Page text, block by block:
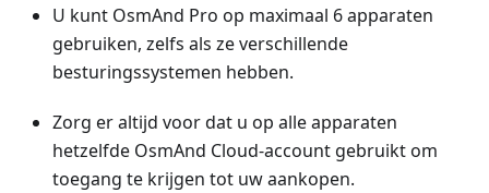
U kunt OsmAnd Pro op maximaal 6 apparaten
gebruiken, zelfs als ze verschillende
besturingssystemen hebben.
Zorg er altijd voor dat u op alle apparaten
hetzelfde OsmAnd Cloud-account gebruikt om
toegang te krijgen tot uw aankopen.